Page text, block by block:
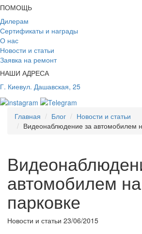
ПОМОЩЬ
Дилерам
Сертификаты и награды
О нас
Новости и статьи
Заявка на ремонт
НАШИ АДРЕСА
Г. Киевул. Дашавская, 25
Главная Блог
Новости и статьи
Видеонаблюдение за автомобилем
автомобилем на
парковке
Новости и статьи 23/06/2015